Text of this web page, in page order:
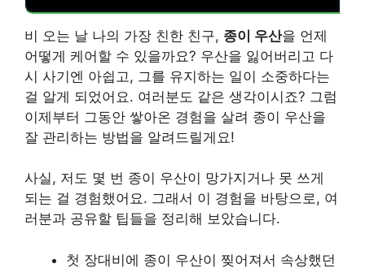
비 오는 날 나의 가장 친한 친구, 종이 우산을 언제
어떻게 케어할 수 있을까요? 우산을 잃어버리고 다
시 사기엔 아쉽고, 그를 유지하는 일이 소중하다는
걸 알게 되었어요. 여러분도 같은 생각이시죠? 그럼
이제부터 그동안 쌓아온 경험을 살려 종이 우산을
잘 관리하는 방법을 알려드릴게요!
사실, 저도 몇 번 종이 우산이 망가지거나 못 쓰게
되는 걸 경험했어요. 그래서 이 경험을 바탕으로, 여
러분과 공유할 팁들을 정리해 보았습니다.
첫 장대비에 종이 우산이 찢어져서 속상했던